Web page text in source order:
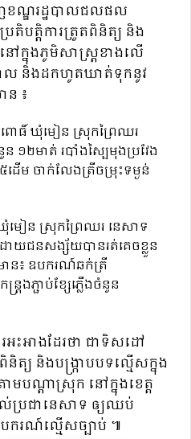
ខណ្ឌរដ្ឋបាលជលផល
តិបត្តិការត្រួតពិនិត្យ និង
ក្នុងភូមិសាស្ត្រខាងលើ
ោល និងដកហូតឃាត់ទុកនូវ
ន ៖
ធិ៍ ឃុំមៀន ស្រុកព្រៃឈរ
២មាត់ របាំងស្បៃមុងប្រវែង
ើម ចាក់លែងត្រីចម្រុះទម្ងន់
ៀន ស្រុកព្រៃឈរ នេសាទ
ជនសង្ស័យបានរត់គេចខ្លួន
ាន៖ ឧបករណ៍ឆក់ត្រី
តងភ្ជាប់ខ្សែភ្លើងចំនួន
អះអាងដែរថា ជាទិសដៅ
និត្យ និងបង្ក្រាបបទល្មើសក្នុង
ាមបណ្តាស្រុក នៅក្នុងខេត្ត
ល់ប្រជានេសាទ ឲ្យឈប់
ករណ៍ល្មើសច្បាប់ ៕